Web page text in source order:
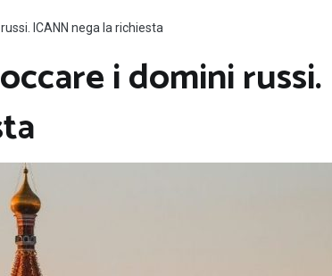
ICANN nega la richiesta
i domini russi.